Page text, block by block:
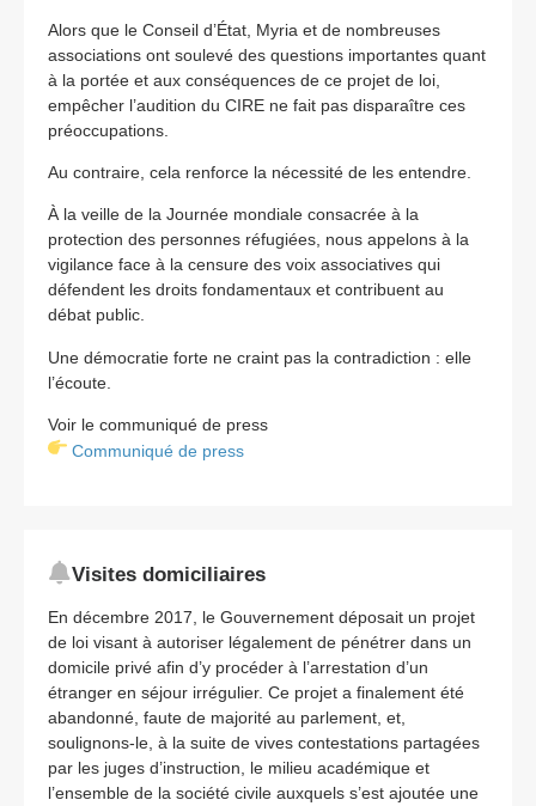
Alors que le Conseil d’État, Myria et de nombreuses
associations ont soulevé des questions importantes quant
à la portée et aux conséquences de ce projet de loi,
empêcher l’audition du CIRE ne fait pas disparaître ces
préoccupations.
Au contraire, cela renforce la nécessité de les entendre.
À la veille de la Journée mondiale consacrée à la
protection des personnes réfugiées, nous appelons à la
vigilance face à la censure des voix associatives qui
défendent les droits fondamentaux et contribuent au
débat public.
Une démocratie forte ne craint pas la contradiction : elle
l’écoute.
Voir le communiqué de press
Communiqué de press
Visites domiciliaires
En décembre 2017, le Gouvernement déposait un projet
de loi visant à autoriser légalement de pénétrer dans un
domicile privé afin d’y procéder à l’arrestation d’un
étranger en séjour irrégulier. Ce projet a finalement été
abandonné, faute de majorité au parlement, et,
soulignons-le, à la suite de vives contestations partagées
par les juges d’instruction, le milieu académique et
l’ensemble de la société civile auxquels s’est ajoutée une